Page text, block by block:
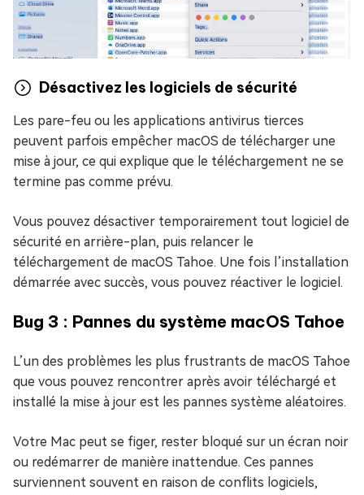
Désactivez les logiciels de sécurité
Les pare-feu ou les applications antivirus tierces
peuvent parfois empêcher macOS de télécharger une
mise à jour, ce qui explique que le téléchargement ne se
termine pas comme prévu.
Vous pouvez désactiver temporairement tout logiciel de
sécurité en arrière-plan, puis relancer le
téléchargement de macOS Tahoe. Une fois l’installation
démarrée avec succès, vous pouvez réactiver le logiciel.
Bug 3 : Pannes du système macOS Tahoe
L’un des problèmes les plus frustrants de macOS Tahoe
que vous pouvez rencontrer après avoir téléchargé et
installé la mise à jour est les pannes système aléatoires.
Votre Mac peut se figer, rester bloqué sur un écran noir
ou redémarrer de manière inattendue. Ces pannes
surviennent souvent en raison de conflits logiciels,